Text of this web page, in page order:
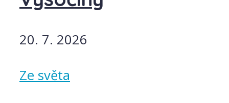
20. 7. 2026
Ze světa